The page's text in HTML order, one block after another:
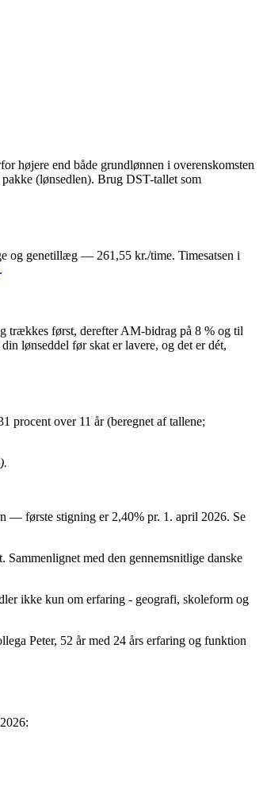
højere end både grundlønnen i overenskomsten
(lønsedlen). Brug DST-tallet som
og genetillæg — 261,55 kr./time. Timesatsen i
.
trækkes først, derefter AM-bidrag på 8 % og til
lønseddel før skat er lavere, og det er dét,
procent over 11 år (beregnet af tallene;
— første stigning er 2,40% pr. 1. april 2026. Se
med den gennemsnitlige danske
ikke kun om erfaring - geografi, skoleform og
Peter, 52 år med 24 års erfaring og funktion